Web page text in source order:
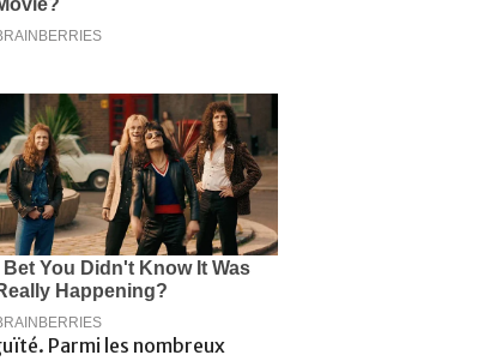
Parmi les nombreux